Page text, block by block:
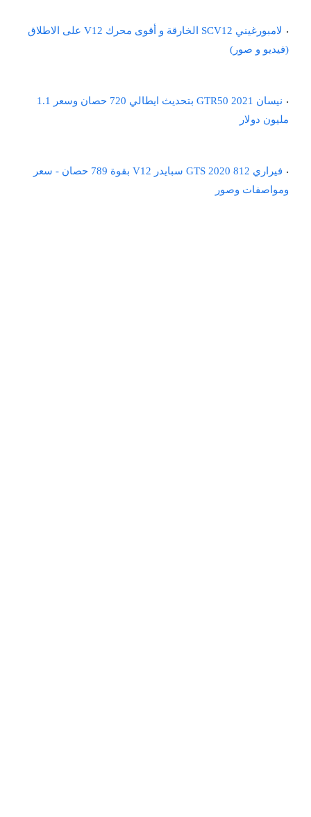
لامبورغيني SCV12 الخارقة و أقوى محرك V12 على الاطلاق
(فيديو و صور)
نيسان GTR50 2021 بتحديث ايطالي 720 حصان وسعر 1.1
مليون دولار
فيراري 812 GTS 2020 سبايدر V12 بقوة 789 حصان - سعر
ومواصفات وصور